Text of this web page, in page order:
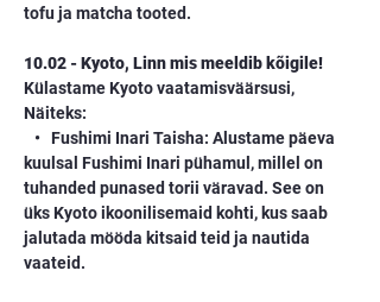
tofu ja matcha tooted.
10.02 - Kyoto, Linn mis meeldib kõigile!
Külastame Kyoto vaatamisväärsusi,
Näiteks:
•   Fushimi Inari Taisha: Alustame päeva
kuulsal Fushimi Inari pühamul, millel on
tuhanded punased torii väravad. See on
üks Kyoto ikoonilisemaid kohti, kus saab
jalutada mööda kitsaid teid ja nautida
vaateid.